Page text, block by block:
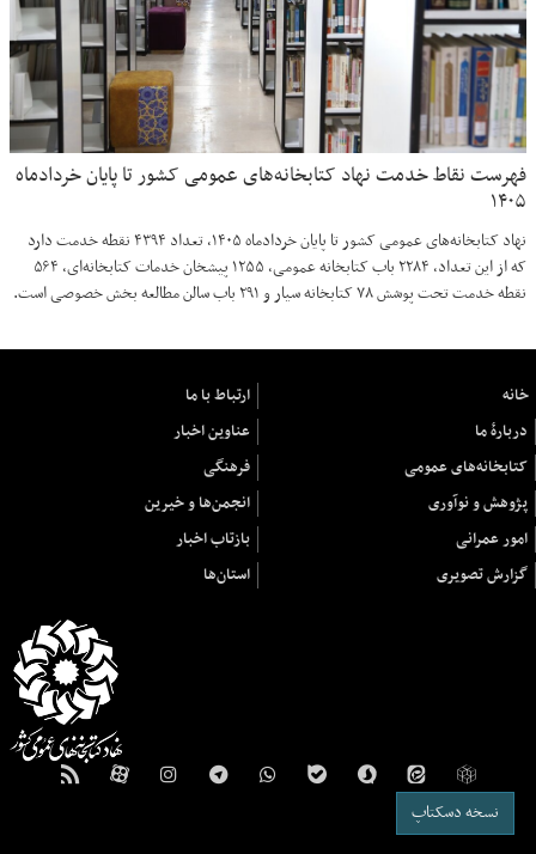
فهرست نقاط خدمت نهاد کتابخانه‌های عمومی کشور تا پایان خردادماه
۱۴۰۵
نهاد کتابخانه‌های عمومی کشور تا پایان خردادماه ۱۴۰۵، تعداد ۴۳۹۴ نقطه خدمت دارد
که از این تعداد، ۲۲۸۴ باب کتابخانه عمومی، ۱۲۵۵ پیشخان خدمات کتابخانه‌ای، ۵۶۴
نقطه خدمت تحت پوشش ۷۸ کتابخانه سیار و ۲۹۱ باب سالن مطالعه بخش خصوصی است.
خانه
ارتباط با ما
دربارهٔ ما
عناوین اخبار
کتابخانه‌های عمومی
فرهنگی
پژوهش و نوآوری
انجمن‌ها و خیرین
امور عمرانی
بازتاب اخبار
گزارش تصویری
استان‌ها
نسخه دسکتاپ